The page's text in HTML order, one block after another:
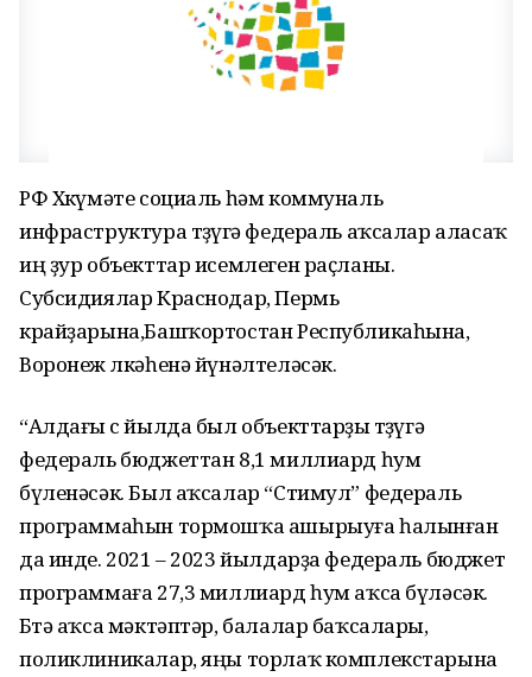
РФ Хөкүмәте социаль һәм коммуналь
инфраструктура төҙөүгә федераль аҡсалар аласаҡ
иң ҙур объекттар исемлеген раҫланы.
Субсидиялар Краснодар, Пермь
крайҙарына,Башҡортостан Республикаһына,
Воронеж өлкәһенә йүнәлтеләсәк.
“Алдағы өс йылда был объекттарҙы төҙөүгә
федераль бюджеттан 8,1 миллиард һум
бүленәсәк. Был аҡсалар “Стимул” федераль
программаһын тормошҡа ашырыуға һалынған
да инде. 2021 – 2023 йылдарҙа федераль бюджет
программаға 27,3 миллиард һум аҡса бүләсәк.
Бөтә аҡса мәктәптәр, балалар баҡсалары,
поликлиникалар, яңы торлаҡ комплекстарына